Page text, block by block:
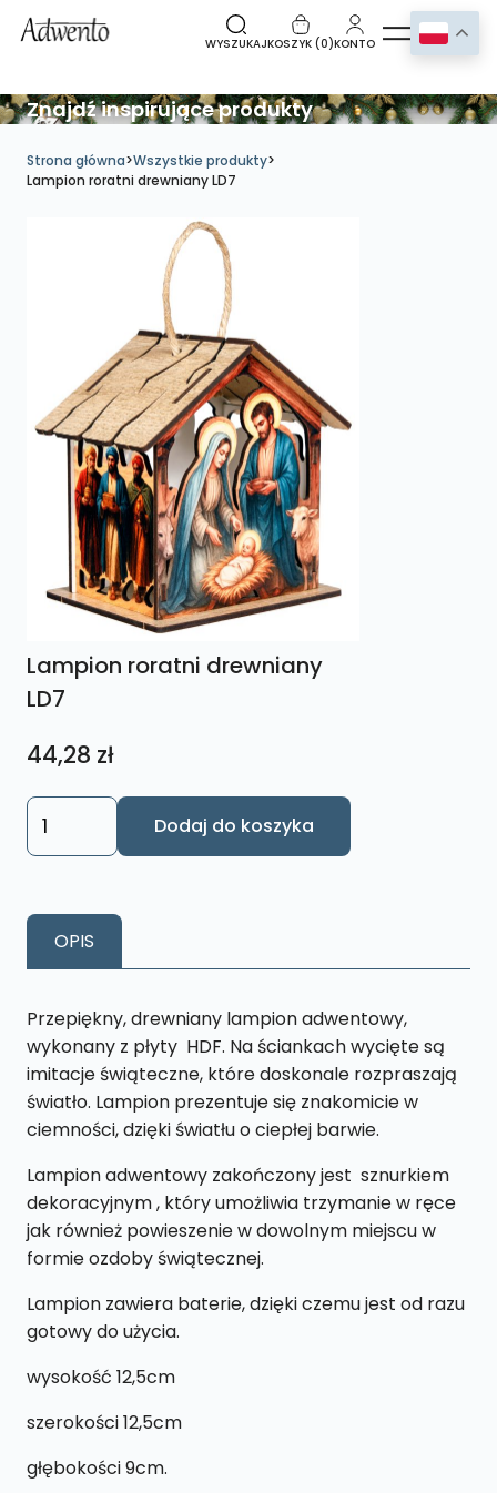
WYSZUKAJKOSZYK (0)KONTO
Znajdź inspirujące produkty
Strona główna>Wszystkie produkty>
Lampion roratni drewniany LD7
Lampion roratni drewniany
LD7
44,28 zł
ilość
Lampion
LD7
Dodaj do koszyka
OPIS
Przepiękny, drewniany lampion adwentowy,
wykonany z płyty HDF. Na ściankach wycięte są
imitacje świąteczne, które doskonale rozpraszają
światło. Lampion prezentuje się znakomicie w
ciemności, dzięki światłu o ciepłej barwie.
Lampion adwentowy zakończony jest sznurkiem
dekoracyjnym , który umożliwia trzymanie w ręce
jak również powieszenie w dowolnym miejscu w
formie ozdoby świątecznej.
Lampion zawiera baterie, dzięki czemu jest od razu
gotowy do użycia.
wysokość 12,5cm
szerokości 12,5cm
głębokości 9cm.